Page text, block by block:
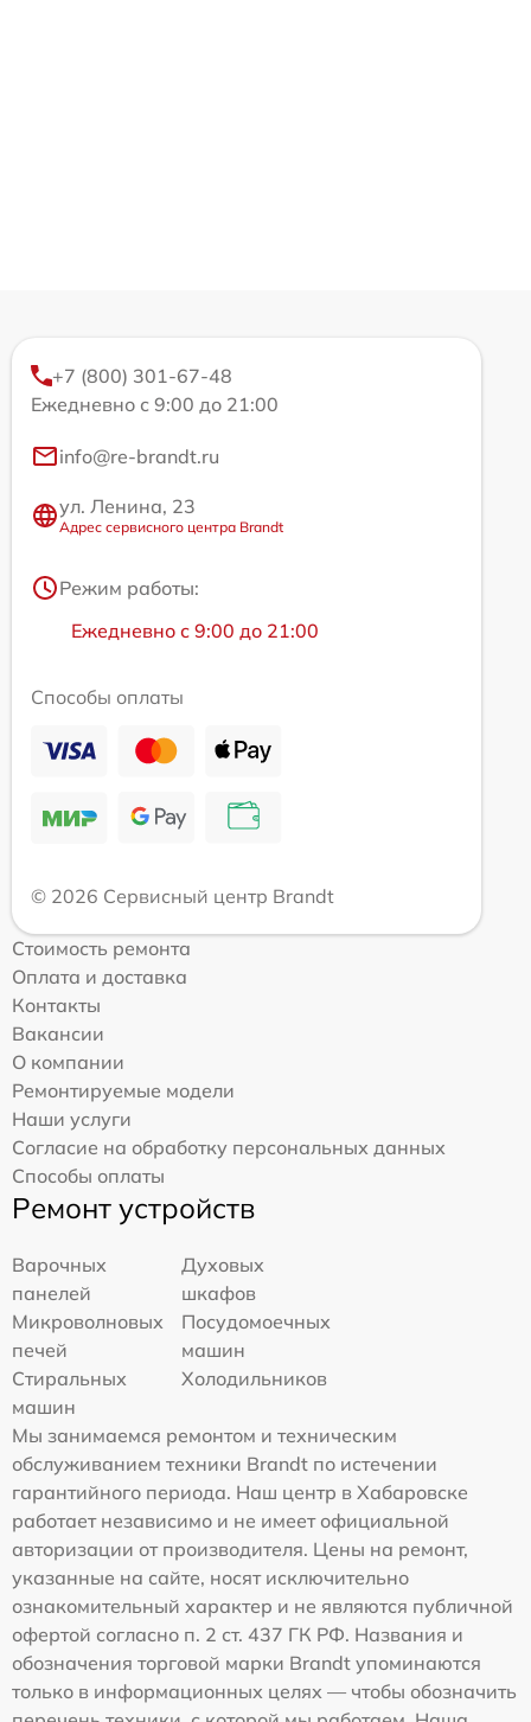
+7 (800) 301-67-48
Ежедневно с 9:00 до 21:00
info@re-brandt.ru
ул. Ленина, 23
Адрес сервисного центра Brandt
Режим работы:
Ежедневно с 9:00 до 21:00
Способы оплаты
© 2026 Сервисный центр Brandt
Стоимость ремонта
Оплата и доставка
Контакты
Вакансии
О компании
Ремонтируемые модели
Наши услуги
Согласие на обработку персональных данных
Способы оплаты
Ремонт устройств
Варочных
панелей
Духовых
шкафов
Микроволновых
печей
Посудомоечных
машин
Стиральных
машин
Холодильников
Мы занимаемся ремонтом и техническим
обслуживанием техники Brandt по истечении
гарантийного периода. Наш центр в Хабаровске
работает независимо и не имеет официальной
авторизации от производителя. Цены на ремонт,
указанные на сайте, носят исключительно
ознакомительный характер и не являются публичной
офертой согласно п. 2 ст. 437 ГК РФ. Названия и
обозначения торговой марки Brandt упоминаются
только в информационных целях — чтобы обозначить